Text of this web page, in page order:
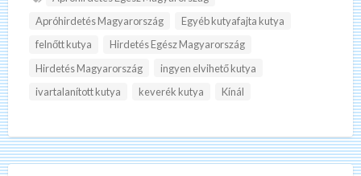
Apróhirdetés Magyarország
Egyéb kutyafajta kutya
felnőtt kutya
Hirdetés Egész Magyarország
Hirdetés Magyarország
ingyen elvihető kutya
ivartalanított kutya
keverék kutya Kínál